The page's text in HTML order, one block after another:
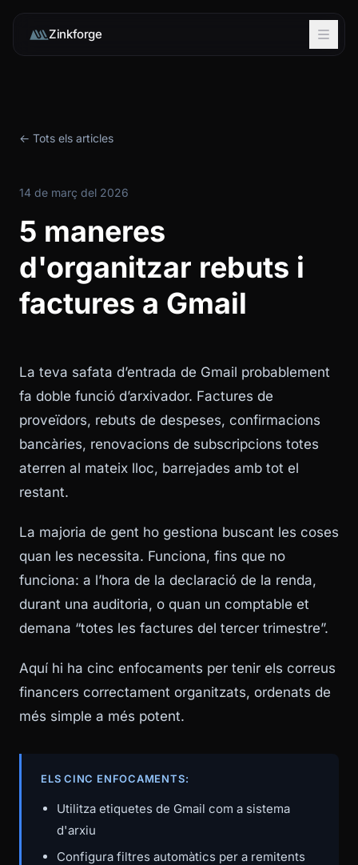
Zinkforge
← Tots els articles
14 de març del 2026
5 maneres
d'organitzar rebuts i
factures a Gmail
La teva safata d’entrada de Gmail probablement
fa doble funció d’arxivador. Factures de
proveïdors, rebuts de despeses, confirmacions
bancàries, renovacions de subscripcions totes
aterren al mateix lloc, barrejades amb tot el
restant.
La majoria de gent ho gestiona buscant les coses
quan les necessita. Funciona, fins que no
funciona: a l’hora de la declaració de la renda,
durant una auditoria, o quan un comptable et
demana “totes les factures del tercer trimestre”.
Aquí hi ha cinc enfocaments per tenir els correus
financers correctament organitzats, ordenats de
més simple a més potent.
ELS CINC ENFOCAMENTS:
Utilitza etiquetes de Gmail com a sistema
d'arxiu
Configura filtres automàtics per a remitents